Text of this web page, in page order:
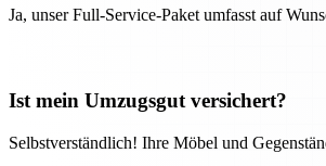
Ja, unser Full-Service-Paket umfasst auf
Ist mein Umzugsgut versichert?
Selbstverständlich! Ihre Möbel und